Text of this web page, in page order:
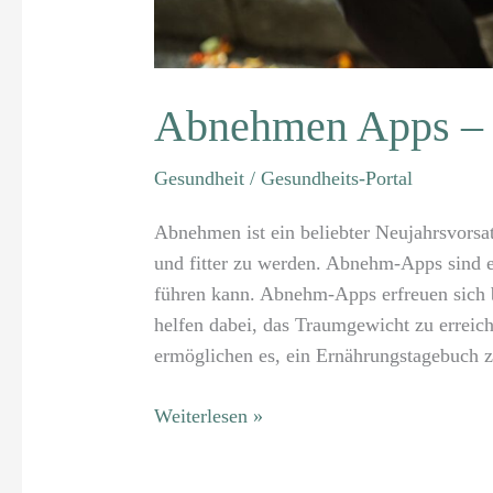
Abnehmen Apps
Gesundheit /Gesundheits-Portal
Abnehmen ist ein beliebter
und fitter zu werden. Abnehm-Apps sind
führen kann. Abnehm-Apps erfreuen
helfen dabei, das Traumgewicht zu
ermöglichen es, ein Ernährungstagebuch
Weiterlesen »